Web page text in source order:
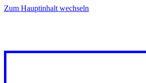
Zum Hauptinhalt wechseln